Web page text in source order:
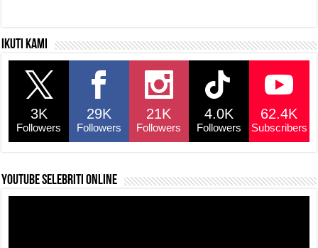
Ikuti kami
3K
Followers
29K
Followers
21K
Followers
4.0K
Followers
62.4K
Subscribers
YouTube selebriti online